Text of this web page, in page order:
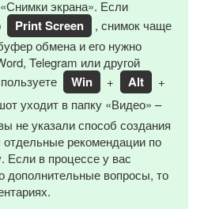
экрана». Если
Print Screen
, снимок чаще
обмена и его нужно
Telegram или другой
Win + Alt +
уходит в папку «Видео» –
не указали способ создания
отдельные рекомендации по
Если в процессе у вас
дополнительные вопросы, то